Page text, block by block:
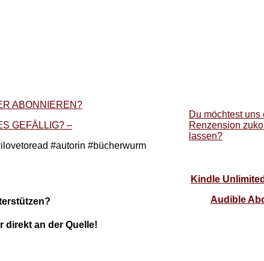
ABONNIEREN?
GEFÄLLIG? –
#autorin #bücherwurm
Du möchtest uns
Renzension
lassen?
an der Quelle!
Kindle
Audible